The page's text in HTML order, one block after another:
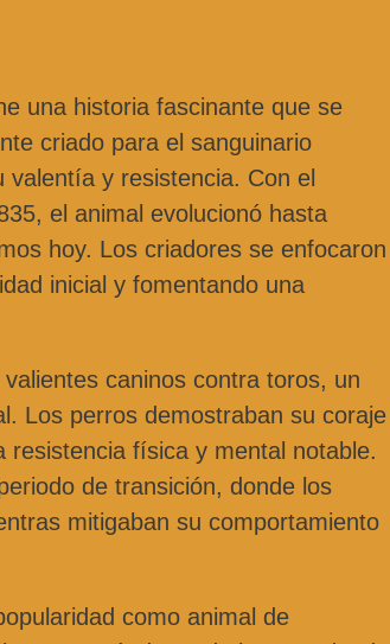
una historia fascinante que se
criado para el sanguinario
y resistencia. Con el
el animal evolucionó hasta
hoy. Los criadores se enfocaron
inicial y fomentando una
caninos contra toros, un
Los perros demostraban su coraje
física y mental notable.
de transición, donde los
mitigaban su comportamiento
como animal de